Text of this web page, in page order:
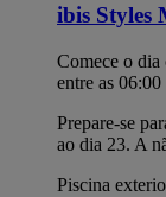
ibis Styles
Comece o
entre as 06:00
Prepare-se
ao dia 23. A
Piscina